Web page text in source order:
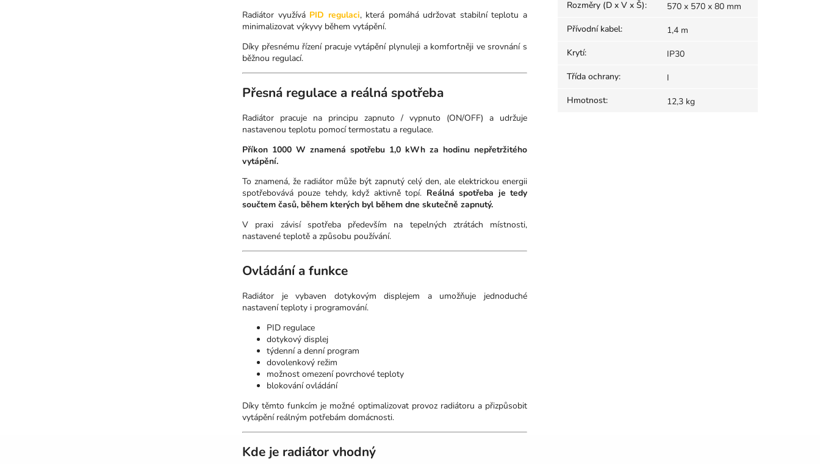
Radiátor využívá PID regulaci, která pomáhá udržovat stabilní teplotu a
minimalizovat výkyvy během vytápění.
Díky přesnému řízení pracuje vytápění plynuleji a komfortněji ve srovnání s
běžnou regulací.
Přesná regulace a reálná spotřeba
Radiátor pracuje na principu zapnuto / vypnuto (ON/OFF) a udržuje
nastavenou teplotu pomocí termostatu a regulace.
Příkon 1000 W znamená spotřebu 1,0 kWh za hodinu nepřetržitého
vytápění.
To znamená, že radiátor může být zapnutý celý den, ale elektrickou energii
spotřebovává pouze tehdy, když aktivně topí. Reálná spotřeba je tedy
součtem časů, během kterých byl během dne skutečně zapnutý.
V praxi závisí spotřeba především na tepelných ztrátách místnosti,
nastavené teplotě a způsobu používání.
Ovládání a funkce
Radiátor je vybaven dotykovým displejem a umožňuje jednoduché
nastavení teploty i programování.
PID regulace
dotykový displej
týdenní a denní program
dovolenkový režim
možnost omezení povrchové teploty
blokování ovládání
Díky těmto funkcím je možné optimalizovat provoz radiátoru a přizpůsobit
vytápění reálným potřebám domácnosti.
Kde je radiátor vhodný
Rozměry (D x V x Š):
570 x 570 x 80 mm
Přívodní kabel:
1,4 m
Krytí:
IP30
Třída ochrany:
I
Hmotnost: 12,3 kg